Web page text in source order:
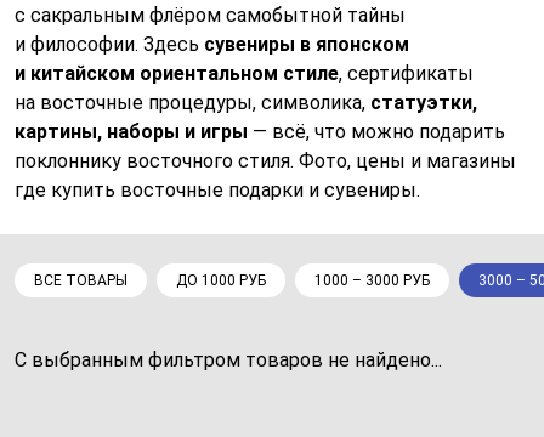
с сакральным флёром самобытной тайны
и философии. Здесь сувениры в японском
и китайском ориентальном стиле, сертификаты
на восточные процедуры, символика, статуэтки,
картины, наборы и игры — всё, что можно подарить
поклоннику восточного стиля. Фото, цены и магазины
где купить восточные подарки и сувениры.
ВСЕ ТОВАРЫ ДО 1000 РУБ 1000 – 3000 РУБ 3000 –
С выбранным фильтром товаров не найдено...